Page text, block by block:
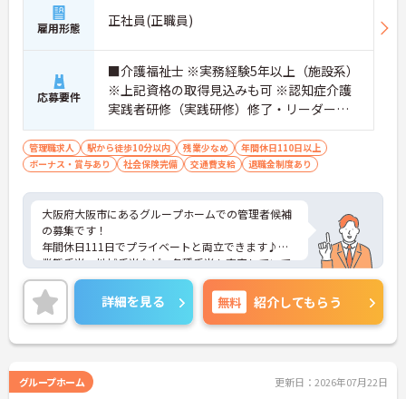
雇用形態 正社員(正職員)
応募要件
■介護福祉士 ※実務経験5年以上（施設系）
※上記資格の取得見込みも可 ※認知症介護
実践者研修（実践研修）修了・リーダー、
マネジメント経験あれば尚可
管理職求人 駅から徒歩10分以内 残業少なめ
年間休日110日以上
ボーナス・賞与あり
社会保険完備 交通費支給 退職金制度あり
大阪府大阪市にあるグループホームでの管理者候補
の募集です！
年間休日111日でプライベートと両立できます♪
業態手当、地域手当など、各種手当も充実していて
金銭面も安心です◎
ご興味のある方には、面接対策ポイントなど、さら
に詳細をお話しいたしますのでお気軽にご相談くだ
さい！
詳細を見る 無料 紹介してもらう
グループホーム 更新日：2026年07月22日